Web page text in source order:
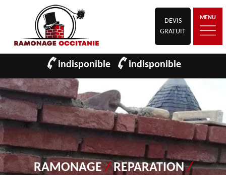
DEVIS
GRATUIT
MENU
indisponible indisponible
RAMONAGE/REPARATION/